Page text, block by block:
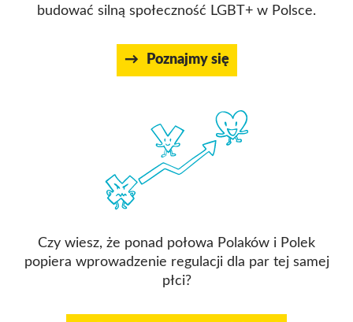
budować silną społeczność LGBT+ w Polsce.
Poznajmy się
Czy wiesz, że ponad połowa Polaków i Polek
popiera wprowadzenie regulacji dla par tej samej
płci?